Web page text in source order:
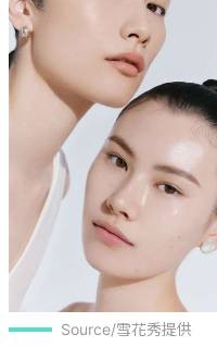
Source/雪花秀提供